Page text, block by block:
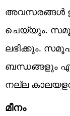
അവസരങ്ങൾ
ചെയ്യും.
ലഭിക്കും.
ബന്ധങ്ങളും
നല്ല
മീനം